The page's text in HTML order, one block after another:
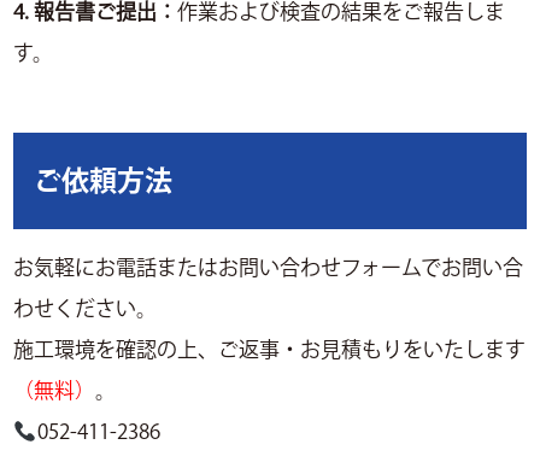
4. 報告書ご提出：作業および検査の結果をご報告しま
す。
ご依頼方法
お気軽にお電話またはお問い合わせフォームでお問い合
わせください。
施工環境を確認の上、ご返事・お見積もりをいたします
（無料） 。
052-411-2386